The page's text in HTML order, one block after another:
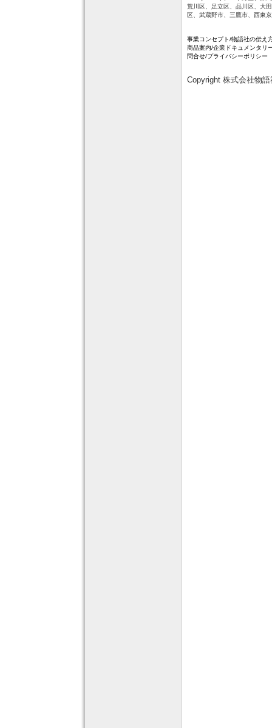
荒川区、足立区、品川区、大
区、武蔵野市、三鷹市、西東
事業コンセプト/物語社の伝え
商品案内/企業ドキュメンタリ
問合せ/プライバシーポリシー
Copyright 株式会社物